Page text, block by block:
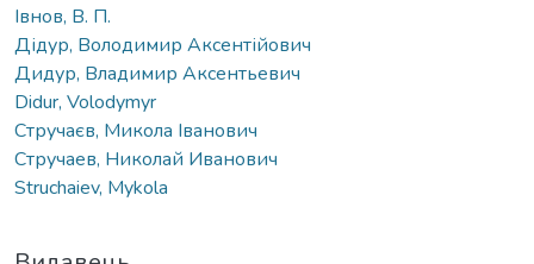
Івнов, В. П.
Дідур, Володимир Аксентійович
Дидур, Владимир Аксентьевич
Didur, Volodymyr
Стручаєв, Микола Іванович
Стручаев, Николай Иванович
Struchaiev, Mykola